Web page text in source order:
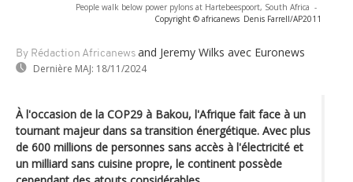
People walk below power pylons at Hartebeespoort, South Africa -
Copyright © africanews Denis Farrell/AP2011
By Rédaction Africanews and Jeremy Wilks avec Euronews
Dernière MAJ: 18/11/2024
À l'occasion de la COP29 à Bakou, l'Afrique fait face à un
tournant majeur dans sa transition énergétique. Avec plus
de 600 millions de personnes sans accès à l'électricité et
un milliard sans cuisine propre, le continent possède